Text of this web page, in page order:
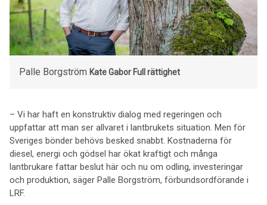
Palle Borgström Kate Gabor Full rättighet
– Vi har haft en konstruktiv dialog med regeringen och
uppfattar att man ser allvaret i lantbrukets situation. Men för
Sveriges bönder behövs besked snabbt. Kostnaderna för
diesel, energi och gödsel har ökat kraftigt och många
lantbrukare fattar beslut här och nu om odling, investeringar
och produktion, säger Palle Borgström, förbundsordförande i
LRF.